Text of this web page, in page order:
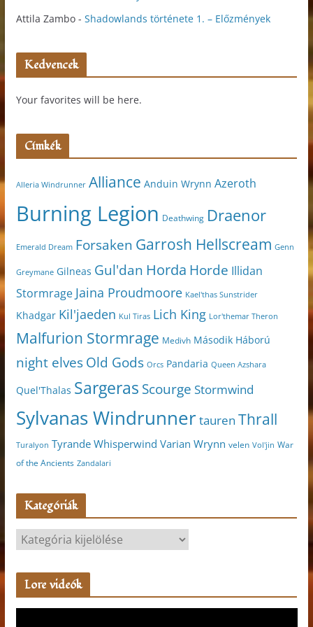
Attila Zambo- Shadowlands története 1. – Előzmények
Kedvencek
Your favorites will be here.
Címkék
Alleria Windrunner Alliance Anduin Wrynn Azeroth
Burning Legion Deathwing Draenor
Emerald Dream Forsaken Garrosh Hellscream Genn
Greymane Gilneas Gul'dan Horda Horde Illidan
Stormrage Jaina Proudmoore Kael'thas Sunstrider
Khadgar Kil'jaeden Kul Tiras Lich King Lor'themar Theron
Malfurion Stormrage Medivh Második Háború
night elves Old Gods Orcs Pandaria Queen Azshara
Quel'Thalas Sargeras Scourge Stormwind
Sylvanas Windrunnertauren Thrall
Turalyon Tyrande Whisperwind Varian Wrynn velen Vol'jin War
of the Ancients Zandalari
Kategóriák
t
g
Lore videók